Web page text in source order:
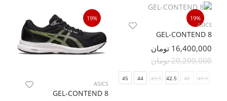
19%
ASICS
GEL-CONTEND 8
16,400,000 تومان
20,200,000 تومان
41.5
42
42.5
43.5
44
45
19%
ASICS
GEL-CONTEND 8